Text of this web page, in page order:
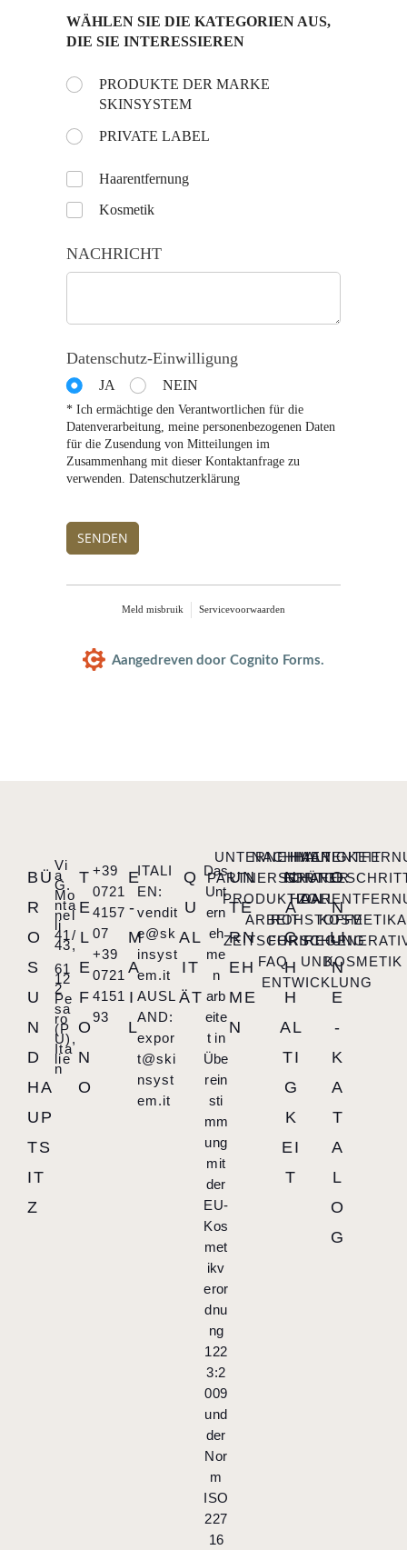
WÄHLEN SIE DIE KATEGORIEN AUS,
DIE SIE INTERESSIEREN
Choose the day:*
(is vereist)
PRODUKTE DER MARKE
SKINSYSTEM
PRIVATE LABEL
UntitledHaarentfernung
Kosmetik
NACHRICHT
Datenschutz-Einwilligung
JA NEIN
* Ich ermächtige den Verantwortlichen für die
Datenverarbeitung, meine personenbezogenen Daten
für die Zusendung von Mitteilungen im
Zusammenhang mit dieser Kontaktanfrage zu
verwenden. Datenschutzerklärung
SENDEN
Meld misbruik Servicevoorwaarden
Aangedreven door Cognito Forms.
BÜ
R
O
S
U
N
D
HA
UP
TS
IT
Z
Vi
a
G.
Mo
nta
nel
li
41/
43,
61
12
2
Pe
sa
ro
(P
U),
Ita
lie
n
T
E
L
E
F
O
N
O
+39
0721
4157
07
+39
0721
4151
93
E
-
M
A
I
L
ITALI
EN:
vendit
e@sk
insyst
em.it
AUSL
AND:
expor
t@ski
nsyst
em.it
Q
U
AL
IT
ÄT
Das
Unt
ern
eh
me
n
arb
eite
t in
Übe
rein
sti
mm
ung
mit
der
EU-
Kos
met
ikv
eror
dnu
ng
122
3:2
009
und
der
Nor
m
ISO
227
16
UN
TE
RN
EH
ME
N
UNTERNEHMEN
PARTNERSCHAFT
PRODUKTION
ARBEIT
ZEITSCHRIFT
FAQ
N
A
C
H
H
AL
TI
G
K
EI
T
NACHHALTIGKEIT
GRÜNER
ZOLL
ROHSTOFFE
FORSCHUNG
UND
ENTWICKLUNG
O
N
LI
N
E
-
K
A
T
A
L
O
G
KOSMETIKA
KOSMETIK